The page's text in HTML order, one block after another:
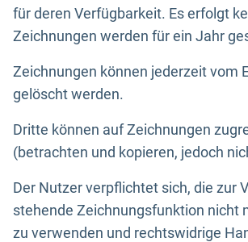
für deren Verfügbarkeit. Es erfolgt
Zeichnungen werden für ein Jahr
Zeichnungen können jederzeit vom
gelöscht werden.
Dritte können auf Zeichnungen
(betrachten und kopieren, jedoch
Der Nutzer verpflichtet sich, die zur
stehende Zeichnungsfunktion nicht
zu verwenden und rechtswidrige